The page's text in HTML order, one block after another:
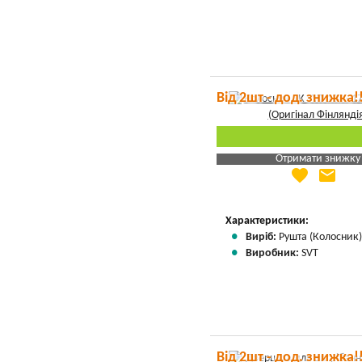
Від 2шт - дод.
Отримати знижку
Яка Ваша ціна
favorite email
Характеристики:
Виріб: Рушта
Виробник: SVT
Від 2шт - дод.